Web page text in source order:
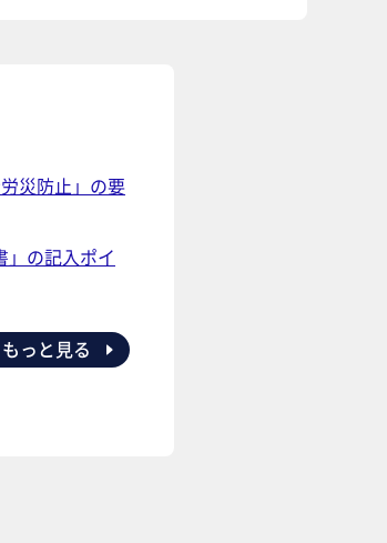
災防止」の要
の記入ポイ
もっと見る